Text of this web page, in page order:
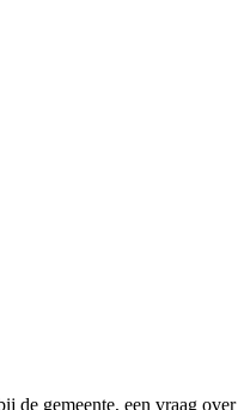
de gemeente, een vraag